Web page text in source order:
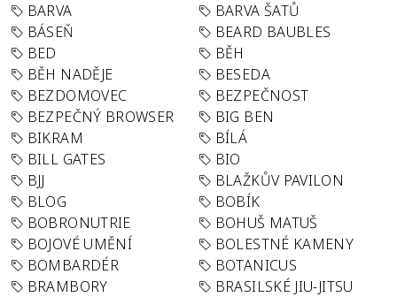
BARVA
BARVA ŠATŮ
BÁSEŇ
BEARD BAUBLES
BED
BĚH
BĚH NADĚJE
BESEDA
BEZDOMOVEC
BEZPEČNOST
BEZPEČNÝ BROWSER
BIG BEN
BIKRAM
BÍLÁ
BILL GATES
BIO
BJJ
BLAŽKŮV PAVILON
BLOG
BOBÍK
BOBRONUTRIE
BOHUŠ MATUŠ
BOJOVÉ UMĚNÍ
BOLESTNÉ KAMENY
BOMBARDÉR
BOTANICUS
BRAMBORY
BRASILSKÉ JIU-JITSU